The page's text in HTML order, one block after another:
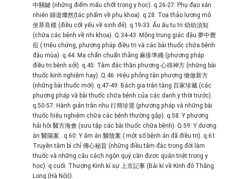
中關鍵 (những điểm mấu chốt trong y học). q.26-27: Phụ đạo xán
nhiên 婦道燦然(tác phẩm về phụ khoa). q.28: Toạ thảo lương mô
坐草良模 (điều cốt yếu về sinh đẻ). q.19-33: Ấu ấu tu tri 幼幼須知
(chữa các bệnh về nhi khoa). Q.34-43: Mộng trung giác đậu 夢中覺
痘 ( triệu chứng, phương pháp điều trị và các bài thuốc chữa bệnh
đậu mùa). q.44: Ma chẩn chuẩn thằng 麻疹準繩 (phương pháp
điều trị bệnh sởi). q.45: Tâm đắc thần phương 心得神方 (những bài
thuốc kinh nghiệm hay). Q.46: Hiệu phỏng tân phương 傚倣新方
(những bài thuốc mới). q.47-49: Bách gia trân tàng 百家珍藏 (các
phương pháp và bài thuốc chữa bệnh của các danh y thời trước).
q.50-57: Hành giản trân nhu 行簡珍需 (phương pháp và những bài
thuốc hiệu nghiệm chữa các bệnh thường gặp). q.58: Y phương
hải hội 醫方海會 (sưu tập các bài thuốc chữa bệnh). Q.59: Y dương
án 醫陽案 . q.60: Y âm án 醫陰案 ( một số bệnh án đã điều trị). q.61:
Truyền tâm bí chỉ 傳心秘旨 (những điều tâm đắc trong đời làm
thuốc và những câu cách ngôn quý cần được quán triệt trong y
học). q.cuối: Thượng Kinh kí sự 上京記事 (Bài kí về Kinh đô Thăng
Long (Hà Nội)).